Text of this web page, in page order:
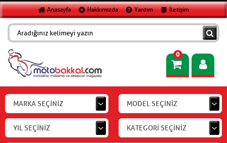
Anasayfa Hakkımızda Yardım İletişim
0
MARKA SEÇİNİZ MODEL SEÇİNİZ
YIL SEÇİNİZ KATEGORİ SEÇİNİZ